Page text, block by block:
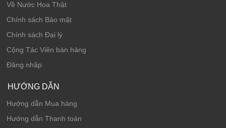
Về Nước Hoa Thật
Chính sách Bảo mật
Chính sách Đại lý
Cộng Tác Viên bán hàng
Đăng nhập
HƯỚNG DẪN
Hướng dẫn Mua hàng
Hướng dẫn Thanh toán